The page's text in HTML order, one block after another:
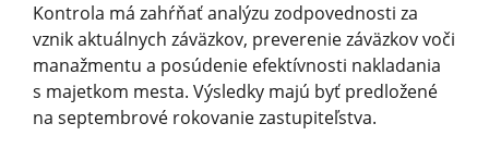
Kontrola má zahŕňať analýzu zodpovednosti za
vznik aktuálnych záväzkov, preverenie záväzkov voči
manažmentu a posúdenie efektívnosti nakladania
s majetkom mesta. Výsledky majú byť predložené
na septembrové rokovanie zastupiteľstva.